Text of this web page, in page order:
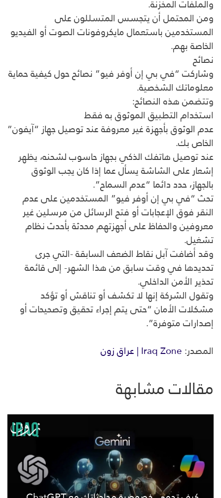
والملفات المخزنة.
ومن المحتمل أن يتجسس المتسللون على
المستخدمين باستعمال مايكروفونات الصوت أو الفيديو
الخاصة بهم.
نصائح
وشاركت “في بي إن أوفر فيو” نصائح حول كيفية حماية
معلوماتك الشخصية.
وتتضمن هذه النصائح:
استخدام التطبيق الموثوق به فقط
عدم الوثوق بأجهزة غير معروفة عند توصيل جهاز “آيفون”
الخاص بك.
عند توصيل هاتفك الذكي بجهاز حاسوب لشحنه، يظهر
إشعار على الشاشة يسأل عما إذا كان يجب الوثوق
بالجهاز، حدد دائما “عدم السماح”.
تحث “في بي إن أوفر فيو” المستخدمين على عدم
النقر فوق الإعجابات أو فتح الرسائل من مرسلين غير
معروفين والحفاظ على أجهزتهم محدثة بأحدث نظام
تشغيل.
وقد أضافت آبل نقاط الضعف السابقة -التي جرى
تحديدها في وقت سابق من هذا الشهر- إلى قائمة
تحذير الأمن الداخلي.
وتقول الشركة إنها لا تكشف أو تناقش أو تؤكد
مشكلات الأمان “حتى يتم إجراء تحقيق وتصحيحات أو
إصدارات متوفرة”.
المصدر:Iraq Zone | عراق زون
مقالات مشابهة